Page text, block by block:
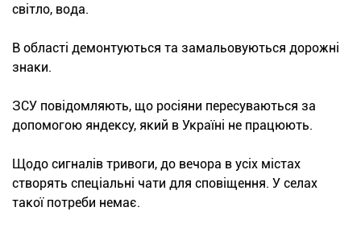
світло, вода.
В області демонтуються та замальовуються дорожні
знаки.
ЗСУ повідомляють, що росіяни пересуваються за
допомогою яндексу, який в Україні не працюють.
Щодо сигналів тривоги, до вечора в усіх містах
створять спеціальні чати для сповіщення. У селах
такої потреби немає.